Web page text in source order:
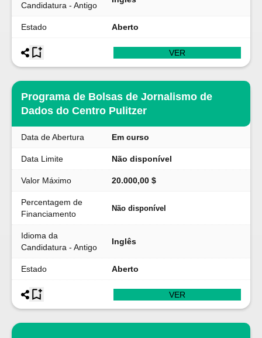
Candidatura - Antigo
Estado Aberto
VER
Programa de Bolsas de Jornalismo de
Dados do Centro Pulitzer
Data de Abertura Em curso
Data Limite Não disponível
Valor Máximo 20.000,00 $
Percentagem de
Financiamento
Não disponível
Idioma da
Candidatura - Antigo
Inglês
Estado Aberto
VER